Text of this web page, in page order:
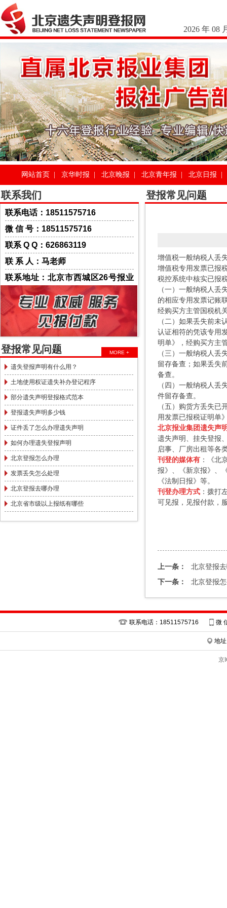
2026 年 08
网站首页 京华时报 北京晚报 北京青年报 北京日报
联系我们
联系电话：18511575716
微 信 号：18511575716
联系 Q Q：626863119
联 系 人：马老师
联系地址：北京市西城区26号报业
大厦一层
登报常见问题 MORE +
遗失登报声明有什么用？
土地使用权证遗失补办登记程序
部分遗失声明登报格式范本
登报遗失声明多少钱
证件丢了怎么办理遗失声明
如何办理遗失登报声明
北京登报怎么办理
发票丢失怎么处理
北京登报去哪办理
北京省市级以上报纸有哪些
登报常见问题
增值税一般纳税人丢
增值税专用发票已报
税控系统中核实已报
（一）一般纳税人
的相应专用发票记账
经购买方主管国税机
（二）如果丢失前
认证相符的凭该专用
明单》，经购买方主
（三）一般纳税人
留存备查；如果丢失
备查。
（四）一般纳税人
件留存备查。
（五）购货方丢失
用发票已报税证明单
北京报业集团遗失声
遗失声明、挂失登报
启事、厂房出租等各
刊登的媒体有 ：《北
报》、《新京报》、
《法制日报》等。
刊登办理方式 ：拨打
可见报，见报付款，
上一条：
北京登报
下一条：
北京登报
联系电话：18511575716 微
地
京